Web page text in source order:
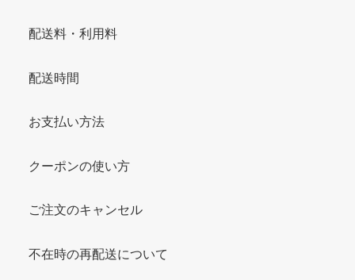
配送料・利用料
配送時間
お支払い方法
クーポンの使い方
ご注文のキャンセル
不在時の再配送について